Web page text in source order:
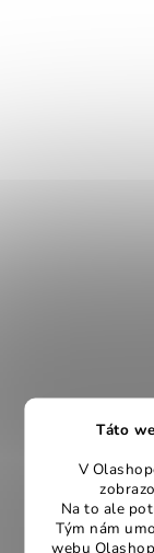
Táto
V
Na to ale
Tým nám
webu